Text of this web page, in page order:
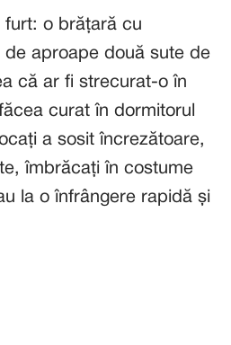
furt: o brățară cu
de aproape două sute de
că ar fi strecurat-o în
curat în dormitorul
a sosit încrezătoare,
îmbrăcați în costume
la o înfrângere rapidă și